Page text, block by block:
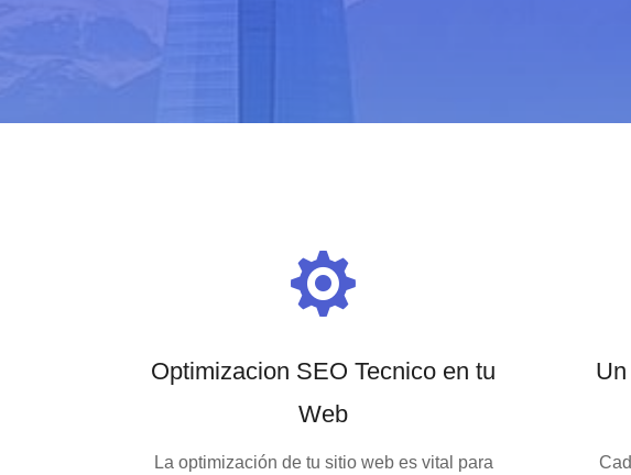

Optimizacion SEO Tecnico en tu
Web
La optimización de tu sitio web es vital para